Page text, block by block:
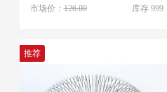
库存 999
市场价：126.00
推荐